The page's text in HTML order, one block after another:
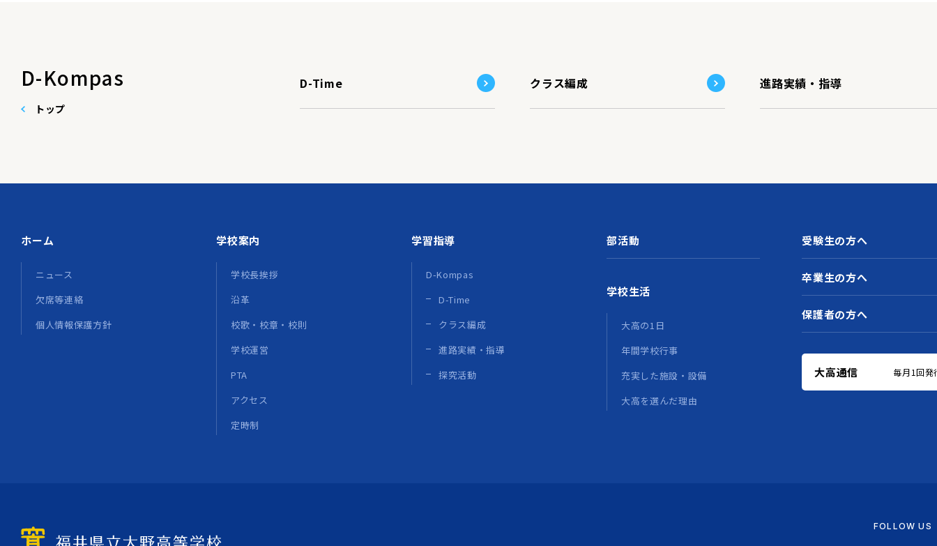
D-Kompas
トップ
D-Time クラス編成 進路実績・指導
ホーム
ニュース
欠席等連絡
個人情報保護方針
学校案内
学校長挨拶
沿革
校歌・校章・校則
学校運営
PTA
アクセス
定時制
学習指導
D-Kompas
D-Time
クラス編成
進路実績・指導
探究活動
部活動
学校生活
大高の1日
年間学校行事
充実した施設・設備
大高を選んだ理由
受験生の方へ
卒業生の方へ
保護者の方へ
大高通信 毎月1回発
FOLLOW US